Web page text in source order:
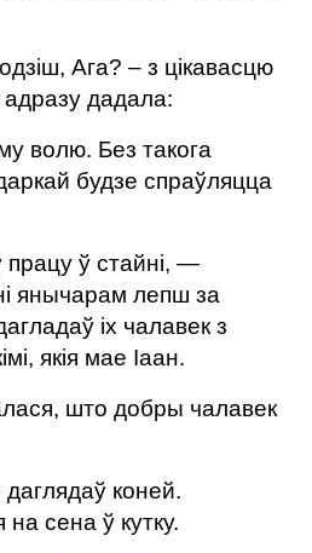
Ага? – з цікавасцю
адразу дадала:
волю. Без такога
будзе спраўляцца
працу ў стайні, —
янычарам лепш за
іх чалавек з
якія мае Іаан.
што добры чалавек
даглядаў коней.
сена ў кутку.